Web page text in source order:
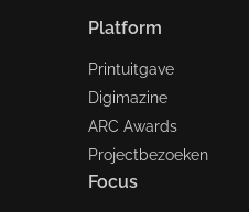
Platform
Printuitgave
Digimazine
ARC Awards
Projectbezoeken
Focus